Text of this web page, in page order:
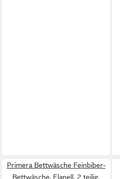
Primera Bettwäsche Feinbiber-
Bettwäsche, Flanell, 2 teilig,